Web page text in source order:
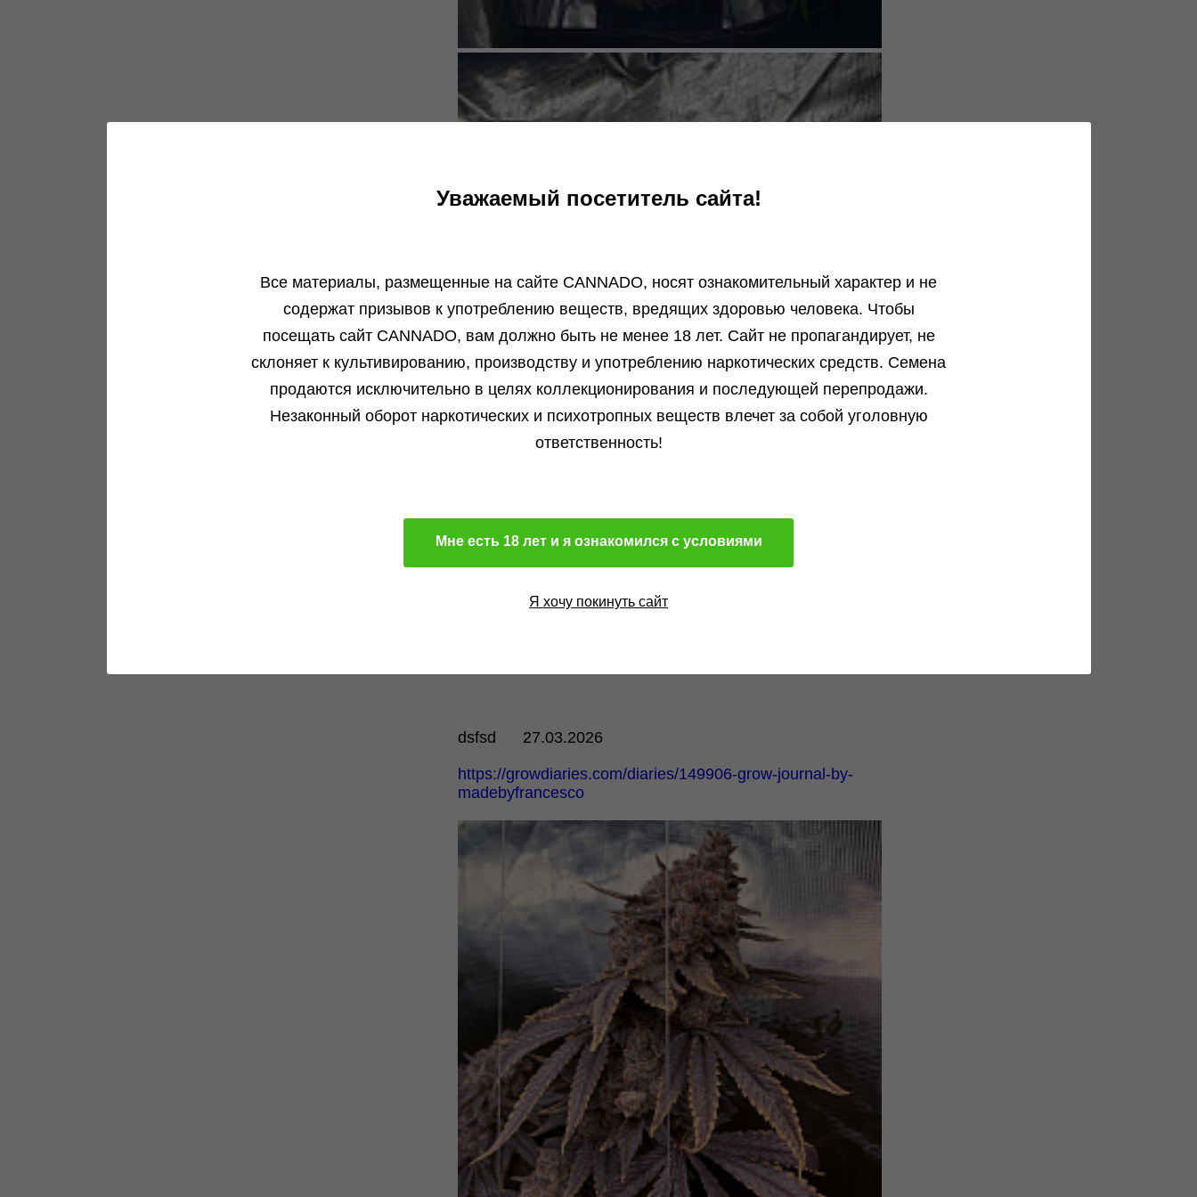
dsfsd 27.03.2026
https://growdiaries.com/diaries/149906-grow-journal-by-
madebyfrancesco
Уважаемый посетитель сайта!
Все материалы, размещенные на сайте СANNADO, носят ознакомительный характер и не
содержат призывов к употреблению веществ, вредящих здоровью человека. Чтобы
посещать сайт CANNADO, вам должно быть не менее 18 лет. Сайт не пропагандирует, не
склоняет к культивированию, производству и употреблению наркотических средств. Семена
продаются исключительно в целях коллекционирования и последующей перепродажи.
Незаконный оборот наркотических и психотропных веществ влечет за собой уголовную
ответственность!
Мне есть 18 лет и я ознакомился с условиями
Я хочу покинуть сайт